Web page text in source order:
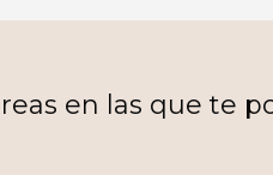
en las que te